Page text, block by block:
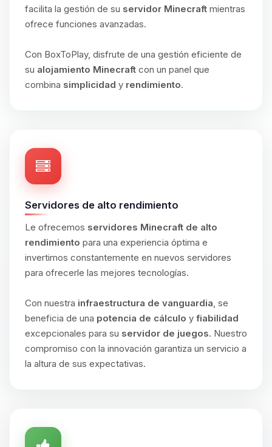
facilita la gestión de su servidor Minecraft mientras
ofrece funciones avanzadas.
Con BoxToPlay, disfrute de una gestión eficiente de
su alojamiento Minecraft con un panel que
combina simplicidad y rendimiento.
Servidores de alto rendimiento
Le ofrecemos servidores Minecraft de alto
rendimiento para una experiencia óptima e
invertimos constantemente en nuevos servidores
para ofrecerle las mejores tecnologías.
Con nuestra infraestructura de vanguardia, se
beneficia de una potencia de cálculo y fiabilidad
excepcionales para su servidor de juegos. Nuestro
compromiso con la innovación garantiza un servicio a
la altura de sus expectativas.